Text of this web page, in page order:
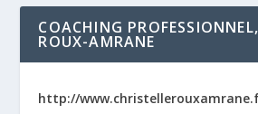
COACHING
ROUX-AMRANE
http://